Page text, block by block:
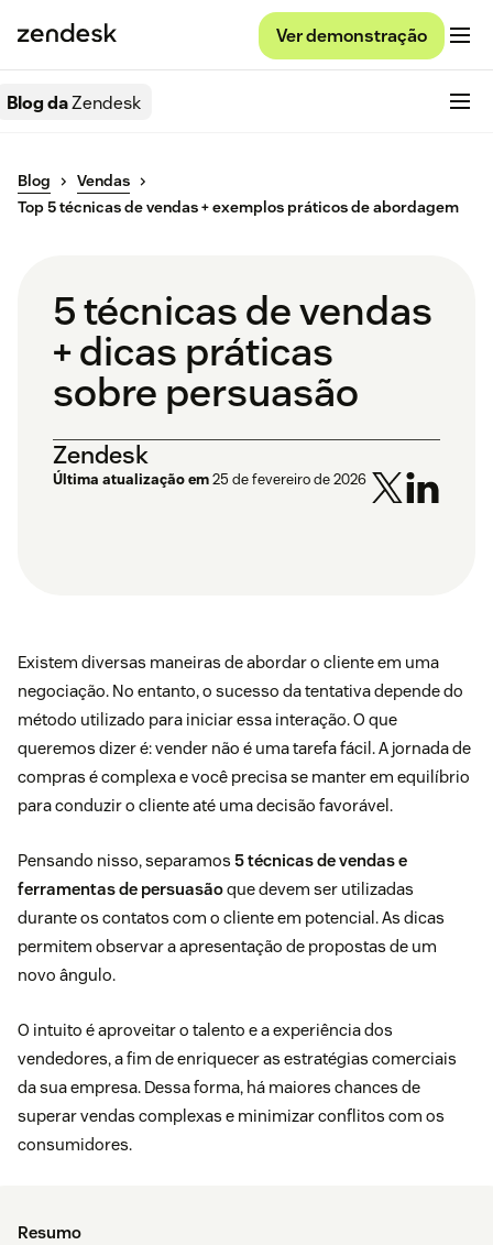
Ver demonstração
Blog daZendesk
Blog
Vendas
Top 5 técnicas de vendas + exemplos práticos de abordagem
5 técnicas de vendas
+ dicas práticas
sobre persuasão
Zendesk
Última atualização em25 de fevereiro de 2026
Existem diversas maneiras de abordar o cliente em uma
negociação. No entanto, o sucesso da tentativa depende do
método utilizado para iniciar essa interação. O que
queremos dizer é: vender não é uma tarefa fácil. A jornada de
compras é complexa e você precisa se manter em equilíbrio
para conduzir o cliente até uma decisão favorável.
Pensando nisso, separamos 5 técnicas de vendas e
ferramentas de persuasãoque devem ser utilizadas
durante os contatos com o cliente em potencial. As dicas
permitem observar a apresentação de propostas de um
novo ângulo.
O intuito é aproveitar o talento e a experiência dos
vendedores, a fim de enriquecer as estratégias comerciais
da sua empresa. Dessa forma, há maiores chances de
superar vendas complexas e minimizar conflitos com os
consumidores.
Resumo